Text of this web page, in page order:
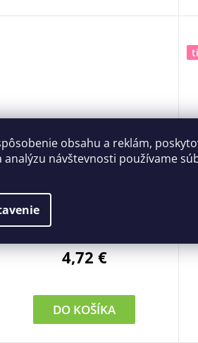
obsahu a reklám,
analýzu návštevnosti používame
mliekom VIVAPHARM 400 ml
4,72 €
DO KOŠÍKA